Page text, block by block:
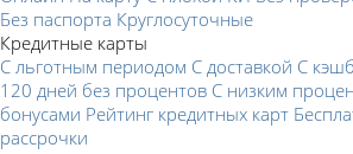
Без паспорта Круглосуточные
Кредитные карты
С льготным периодом С доставкой С
120 дней без процентов С низким
бонусами Рейтинг кредитных карт
рассрочки